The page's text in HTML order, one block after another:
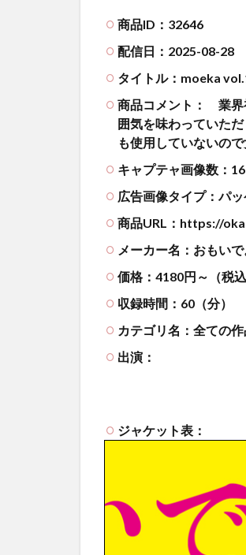
商品ID：32646
配信日：2025-08-28
タイトル：moeka
商品コメント：
業界
囲気を味わっていた
も使用していないの
キャプテャ画像数：16
広告画像タイプ：パ
商品URL：https://
メーカー名：おもい
価格：4180円～（税込
収録時間：60（分）
カテゴリ名：全ての
出演：
ジャケット表：